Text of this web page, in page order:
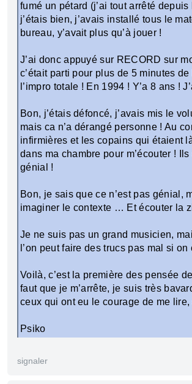
fumé un pétard (j’ai tout arrêté
j’étais bien, j’avais installé tous le
bureau, y’avait plus qu’à jouer !
J’ai donc appuyé sur RECORD sur
c’était parti pour plus de 5 minutes de
l’impro totale ! En 1994 ! Y’a 8 ans !
Bon, j’étais défoncé, j’avais mis le
mais ca n’a dérangé personne ! Au
infirmières et les copains qui étaient
dans ma chambre pour m’écouter !
génial !
Bon, je sais que ce n’est pas génial,
imaginer le contexte … Et écouter la
Je ne suis pas un grand musicien,
l’on peut faire des trucs pas mal si on
Voilà, c’est la première des pensée
faut que je m’arrête, je suis très
ceux qui ont eu le courage de me lire,
Psiko
signaler